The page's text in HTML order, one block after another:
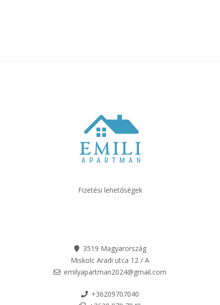
Fizetési lehetőségek
3519 Magyarország
Miskolc Aradi utca 12 / A
emilyapartman2024@gmail.com
+36209707040